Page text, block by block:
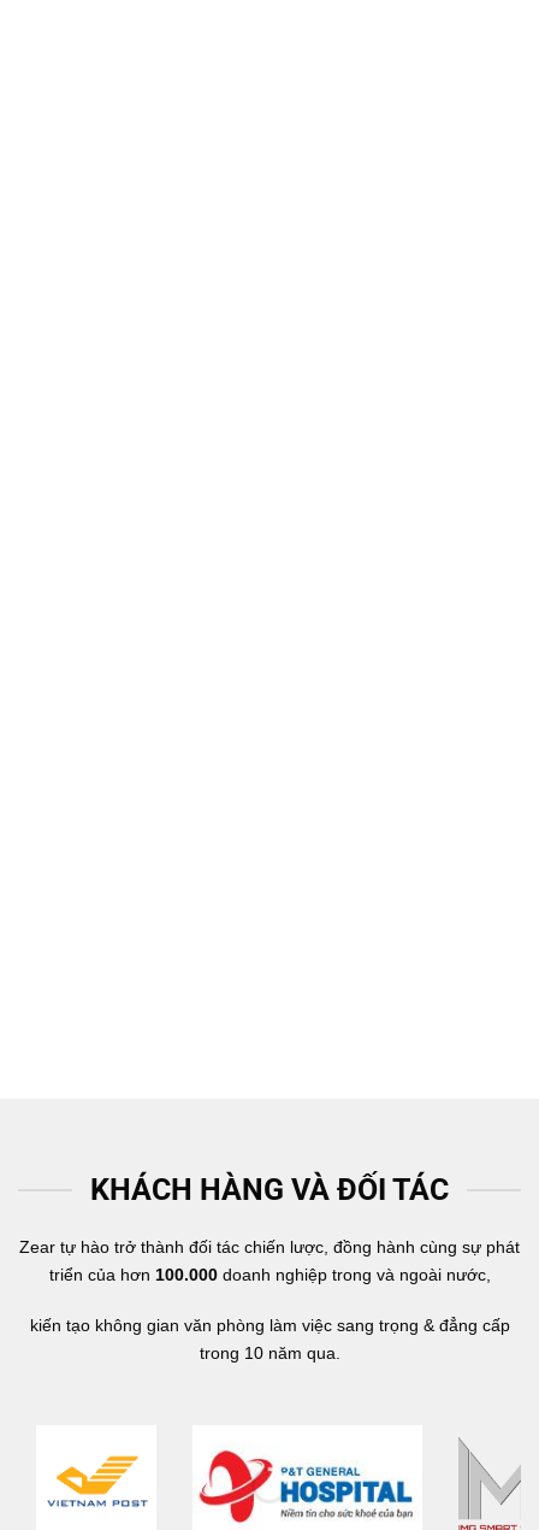
KHÁCH HÀNG VÀ ĐỐI TÁC
Zear tự hào trở thành đối tác chiến lược, đồng hành cùng sự phát
triển của hơn 100.000doanh nghiệp trong và ngoài nước,
kiến tạo không gian văn phòng làm việc sang trọng & đẳng cấp
trong 10 năm qua.